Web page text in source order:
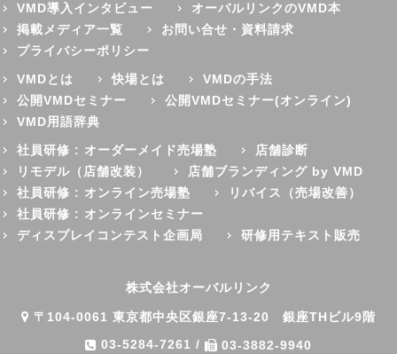
VMD導入インタビュー
オーバルリンクのVMD本
掲載メディア一覧
お問い合せ・資料請求
プライバシーポリシー
VMDとは
快場とは
VMDの手法
公開VMDセミナー
公開VMDセミナー(オンライン)
VMD用語辞典
社員研修 : オーダーメイド売場塾
店舗診断
リモデル（店舗改装）
店舗ブランディング by VMD
社員研修 : オンライン売場塾
リバイス（売場改善）
社員研修 : オンラインセミナー
ディスプレイコンテスト企画局
研修用テキスト販売
株式会社オーバルリンク
〒104-0061 東京都中央区銀座7-13-20 銀座THビル9階
03-5284-7261 / 03-3882-9940